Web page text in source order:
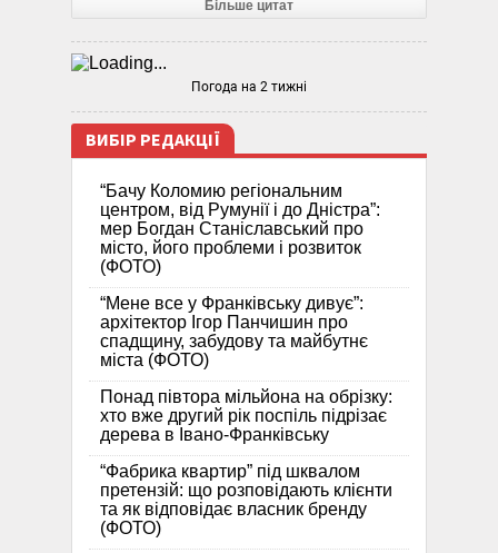
Більше цитат
Погода на 2 тижні
ВИБІР РЕДАКЦІЇ
“Бачу Коломию регіональним
центром, від Румунії і до Дністра”:
мер Богдан Станіславський про
місто, його проблеми і розвиток
(ФОТО)
“Мене все у Франківську дивує”:
архітектор Ігор Панчишин про
спадщину, забудову та майбутнє
міста (ФОТО)
Понад півтора мільйона на обрізку:
хто вже другий рік поспіль підрізає
дерева в Івано-Франківську
“Фабрика квартир” під шквалом
претензій: що розповідають клієнти
та як відповідає власник бренду
(ФОТО)